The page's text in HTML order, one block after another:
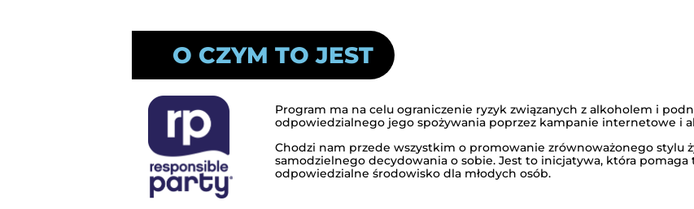
O CZYM TO JEST
Program ma na celu ograniczenie ryzyk związanych z alkoholem i
odpowiedzialnego jego spożywania poprzez kampanie internetowe i
Chodzi nam przede wszystkim o promowanie zrównoważonego stylu
samodzielnego decydowania o sobie. Jest to inicjatywa, która
odpowiedzialne środowisko dla młodych osób.